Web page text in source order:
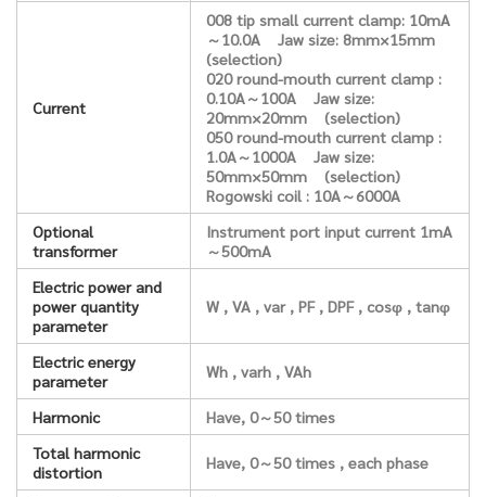
Current
008 tip small current clamp: 10mA
～10.0A Jaw size: 8mm×15mm
(selection)
020 round-mouth current clamp :
0.10A～100A Jaw size:
20mm×20mm (selection)
050 round-mouth current clamp :
1.0A～1000A Jaw size:
50mm×50mm (selection)
Rogowski coil : 10A～6000A
Optional
transformer
Instrument port input current 1mA
～500mA
Electric power and
power quantity
parameter
W , VA , var , PF , DPF , cosφ , tanφ
Electric energy
parameter
Wh , varh , VAh
Harmonic
Have, 0～50 times
Total harmonic
distortion
Have, 0～50 times , each phase